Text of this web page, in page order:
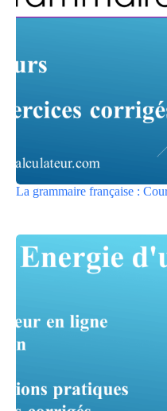
La grammaire française :